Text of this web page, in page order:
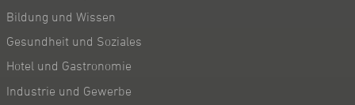
Bildung und Wissen
Gesundheit und Soziales
Hotel und Gastronomie
Industrie und Gewerbe